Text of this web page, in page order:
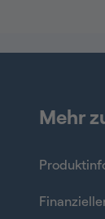
Mehr